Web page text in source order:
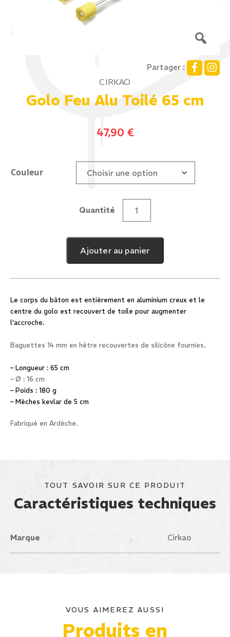
Partager :
CIRKAO
Golo Feu Alu Toilé 65 cm
47,90 €
Couleur
Quantitéquantité
Golo
Feu
Alu
Toilé
cm
Ajouter au panier
Le corps du bâton est entièrement en aluminium creux et le
centre du golo est recouvert de toile pour augmenter
l’accroche.
Baguettes 14 mm en hêtre recouvertes de silicône fournies.
– Longueur : 65 cm
– Ø : 16 cm
– Poids : 180 g
– Mèches kevlar de 5 cm
Fabriqué en Ardèche.
TOUT SAVOIR SUR CE PRODUIT
Caractéristiques techniques
Marque Cirkao
VOUS AIMEREZ AUSSI
Produits en